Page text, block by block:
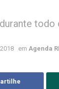
todo
em Agenda